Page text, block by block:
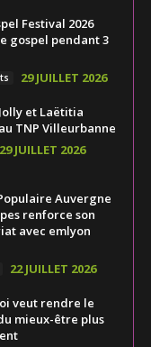
Festival 2026
gospel pendant 3
29 JUILLET 2026
et Laëtitia
TNP Villeurbanne
29 JUILLET 2026
Auvergne
renforce son
avec emlyon
22 JUILLET 2026
veut rendre le
mieux-être plus